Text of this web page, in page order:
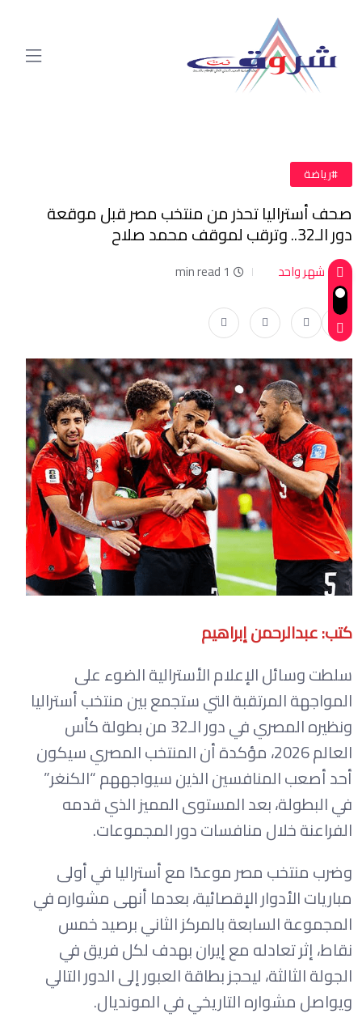
#رياضة
صحف أستراليا تحذر من منتخب مصر قبل موقعة
دور الـ32.. وترقب لموقف محمد صلاح
شهر واحد 1 min read
كتب: عبدالرحمن إبراهيم
سلطت وسائل الإعلام الأسترالية الضوء على
المواجهة المرتقبة التي ستجمع بين منتخب أستراليا
ونظيره المصري في دور الـ32 من بطولة كأس
العالم 2026، مؤكدة أن المنتخب المصري سيكون
أحد أصعب المنافسين الذين سيواجههم “الكنغر”
في البطولة، بعد المستوى المميز الذي قدمه
الفراعنة خلال منافسات دور المجموعات.
وضرب منتخب مصر موعدًا مع أستراليا في أولى
مباريات الأدوار الإقصائية، بعدما أنهى مشواره في
المجموعة السابعة بالمركز الثاني برصيد خمس
نقاط، إثر تعادله مع إيران بهدف لكل فريق في
الجولة الثالثة، ليحجز بطاقة العبور إلى الدور التالي
ويواصل مشواره التاريخي في المونديال.